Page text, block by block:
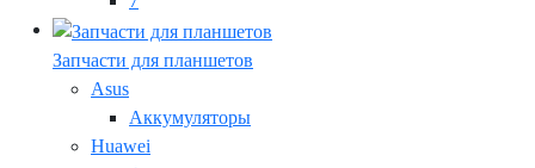
Запчасти для планшетов
Asus
Аккумуляторы
Huawei